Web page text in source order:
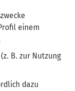
einem
B. zur Nutzung
dazu